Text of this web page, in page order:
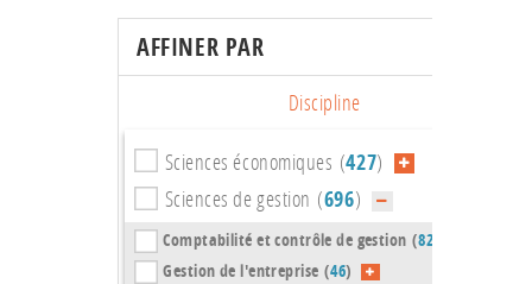
AFFINER PAR
Discipline
Sciences économiques (427)
Sciences de gestion (696)
Comptabilité et contrôle de gestion (82
Gestion de l'entreprise (46)